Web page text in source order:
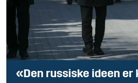
«Den russiske ideen er